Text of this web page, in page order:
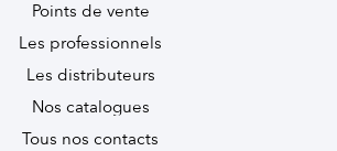
Points de vente
Les professionnels
Les distributeurs
Nos catalogues
Tous nos contacts